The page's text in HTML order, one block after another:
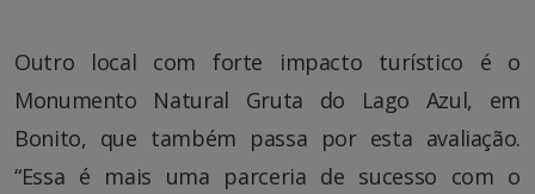
Outro local com forte impacto turístico é o
Monumento Natural Gruta do Lago Azul, em
Bonito, que também passa por esta avaliação.
“Essa é mais uma parceria de sucesso com o